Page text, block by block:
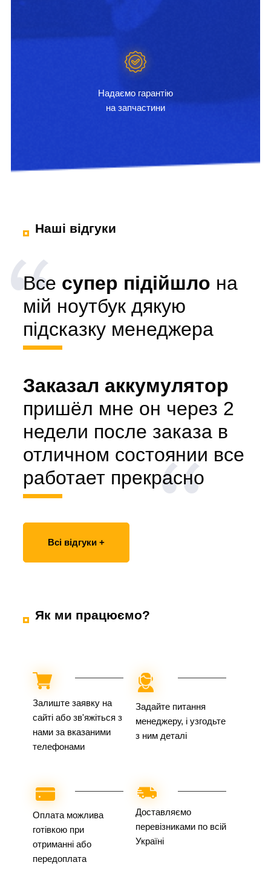
Надаємо гарантію
на запчастини
Наші відгуки
Все супер підійшло на
мій ноутбук дякую
підсказку менеджера
Заказал аккумулятор
пришёл мне он через 2
недели после заказа в
отличном состоянии все
работает прекрасно
Всі відгуки +
Як ми працюємо?
Залиште заявку на
сайті або зв'яжіться з
нами за вказаними
телефонами
Задайте питання
менеджеру, і узгодьте
з ним деталі
Оплата можлива
готівкою при
отриманні або
передоплата
Доставляємо
перевізниками по всій
Україні